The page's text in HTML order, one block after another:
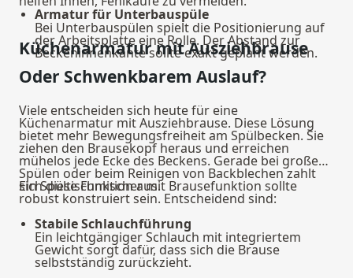
Armatur für Unterbauspüle
Bei Unterbauspülen spielt die Positionierung auf
der Arbeitsplatte eine Rolle. Der Abstand zur
Beckeninnenkante sollte exakt geplant werden.
Küchenarmatur mit Ausziehbrause
Oder Schwenkbarem Auslauf?
Viele entscheiden sich heute für eine
Küchenarmatur mit Ausziehbrause. Diese Lösung
bietet mehr Bewegungsfreiheit am Spülbecken. Sie
ziehen den Brausekopf heraus und erreichen
mühelos jede Ecke des Beckens. Gerade bei großen
Spülen oder beim Reinigen von Backblechen zahlt
sich diese Funktion aus.
Ein Spültischmischer mit Brausefunktion sollte
robust konstruiert sein. Entscheidend sind:
Stabile Schlauchführung
Ein leichtgängiger Schlauch mit integriertem
Gewicht sorgt dafür, dass sich die Brause
selbstständig zurückzieht.